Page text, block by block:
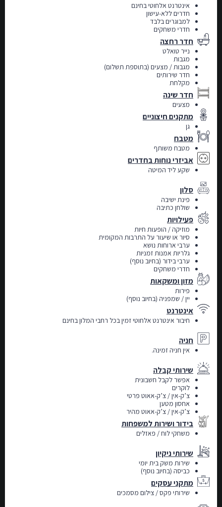
שירותי ניקיון
שירות משק בית יומי
כביסה (בחיוב נוסף)
מתקני עסקים
שירותי פקס / צילום מסמכים
פעילויות
מוזיקה / הופעות חיות
סיור או שיעור על התרבות המקומית
ערבי ארוחות נושא
גלריות אמנות זמניות
ערבי בידור (בחיוב נוסף)
חדרי משחקים
מזון ומשקאות
פירות
יין / שמפניה (בחיוב נוסף)
אינטרנט
חיבור אינטרנט אלחוטי זמין בכל רחבי המלון בחינם
חניה
אין חניה זמינה.
שירותי קבלה
אפשר לקבל חשבונית
לוקרים
צ’ק-אין / צ’ק-אאוט פרטי
אחסון מטען
צ’ק-אין / צ’ק-אאוט מהיר
בידור ושירות למשפחות
משחקי לוח / פאזלים
אינטרנט אלחוטי בחינם
חדרים ללא-עישון
למבוגרים בלבד
חדרי משחקים
חדר רחצה
נייר טואלט
מגבות
מגבות / מצעים (בתוספת תשלום)
חדר שירותים
מקלחת
חדר שינה
מצעים
מתקנים חיצוניים
גן
מטבח
מטבח משותף
אביזרי נוחות בחדרים
שקע ליד המיטה
סלון
פינת ישיבה
שולחן כתיבה